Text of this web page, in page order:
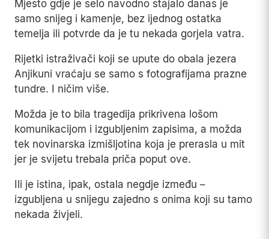
Mjesto gdje je selo navodno stajalo danas je
samo snijeg i kamenje, bez ijednog ostatka
temelja ili potvrde da je tu nekada gorjela vatra.
Rijetki istraživači koji se upute do obala jezera
Anjikuni vraćaju se samo s fotografijama prazne
tundre. I ničim više.
Možda je to bila tragedija prikrivena lošom
komunikacijom i izgubljenim zapisima, a možda
tek novinarska izmišljotina koja je prerasla u mit
jer je svijetu trebala priča poput ove.
Ili je istina, ipak, ostala negdje između –
izgubljena u snijegu zajedno s onima koji su tamo
nekada živjeli.